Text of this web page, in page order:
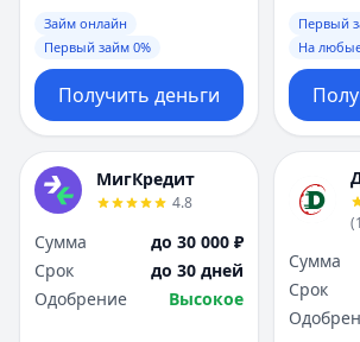
Займ онлайн
Первый займ 0%
Получить деньги
Первый
На
МигКредит
4.8
Сумма
до 30 000 ₽
Срок
до 30 дней
Одобрение
Высокое
(
Сумма
Срок